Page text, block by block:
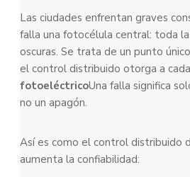
Las ciudades enfrentan graves
falla una fotocélula central: toda
oscuras. Se trata de un punto
el control distribuido otorga a
fotoeléctricoUna falla significa
no un apagón.
Así es como el control distribuido
aumenta la confiabilidad: